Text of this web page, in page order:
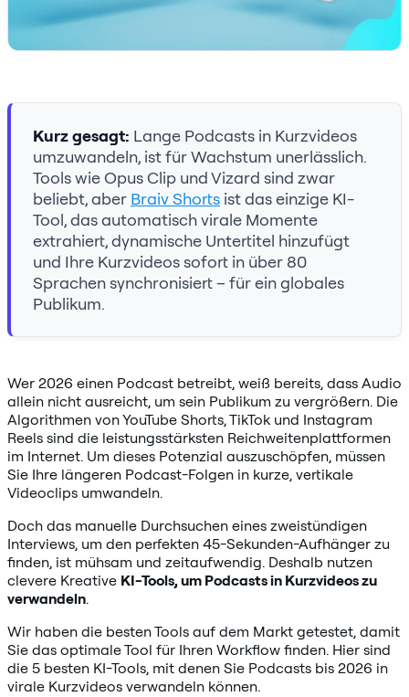
Kurz gesagt: Lange Podcasts in Kurzvideos
umzuwandeln, ist für Wachstum unerlässlich.
Tools wie Opus Clip und Vizard sind zwar
beliebt, aber Braiv Shorts ist das einzige KI-
Tool, das automatisch virale Momente
extrahiert, dynamische Untertitel hinzufügt
und Ihre Kurzvideos sofort in über 80
Sprachen synchronisiert – für ein globales
Publikum.
Wer 2026 einen Podcast betreibt, weiß bereits, dass Audio
allein nicht ausreicht, um sein Publikum zu vergrößern. Die
Algorithmen von YouTube Shorts, TikTok und Instagram
Reels sind die leistungsstärksten Reichweitenplattformen
im Internet. Um dieses Potenzial auszuschöpfen, müssen
Sie Ihre längeren Podcast-Folgen in kurze, vertikale
Videoclips umwandeln.
Doch das manuelle Durchsuchen eines zweistündigen
Interviews, um den perfekten 45-Sekunden-Aufhänger zu
finden, ist mühsam und zeitaufwendig. Deshalb nutzen
clevere Kreative KI-Tools, um Podcasts in Kurzvideos zu
verwandeln.
Wir haben die besten Tools auf dem Markt getestet, damit
Sie das optimale Tool für Ihren Workflow finden. Hier sind
die 5 besten KI-Tools, mit denen Sie Podcasts bis 2026 in
virale Kurzvideos verwandeln können.